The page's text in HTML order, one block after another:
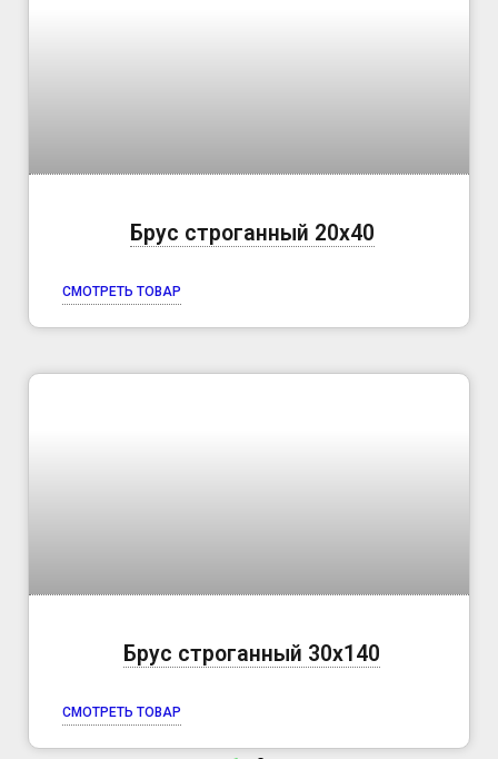
Брус строганный 20х40
СМОТРЕТЬ ТОВАР
Брус строганный 30х140
СМОТРЕТЬ ТОВАР